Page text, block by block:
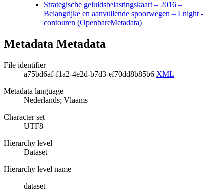
Strategische geluidsbelastingskaart – 2016 –
Belangrijke en aanvullende spoorwegen – Lnight -
contouren (OpenbareMetadata)
Metadata Metadata
File identifier
a75bd6af-f1a2-4e2d-b7d3-ef70dd8b85b6 XML
Metadata language
Nederlands; Vlaams
Character set
UTF8
Hierarchy level
Dataset
Hierarchy level name
dataset